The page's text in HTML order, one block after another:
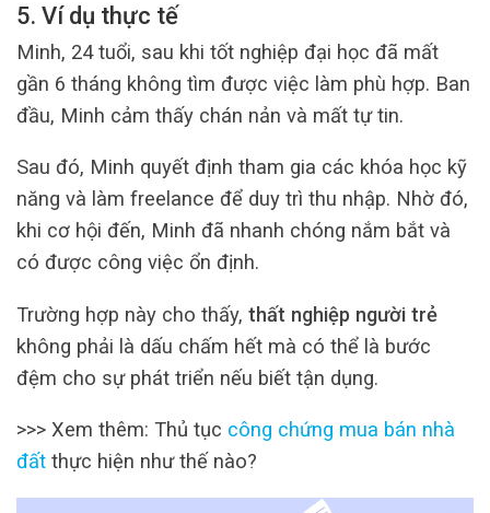
5. Ví dụ thực tế
Minh, 24 tuổi, sau khi tốt nghiệp đại học đã mất
gần 6 tháng không tìm được việc làm phù hợp. Ban
đầu, Minh cảm thấy chán nản và mất tự tin.
Sau đó, Minh quyết định tham gia các khóa học kỹ
năng và làm freelance để duy trì thu nhập. Nhờ đó,
khi cơ hội đến, Minh đã nhanh chóng nắm bắt và
có được công việc ổn định.
Trường hợp này cho thấy, thất nghiệp người trẻ
không phải là dấu chấm hết mà có thể là bước
đệm cho sự phát triển nếu biết tận dụng.
>>> Xem thêm: Thủ tục công chứng mua bán nhà
đất thực hiện như thế nào?